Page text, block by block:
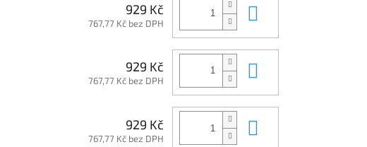
929 Kč
767,77 Kč bez DPH
929 Kč
767,77 Kč bez DPH
929 Kč
767,77 Kč bez DPH